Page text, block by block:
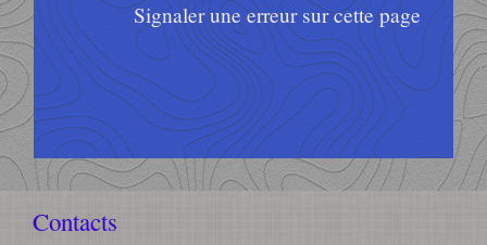
Signaler une erreur sur cette page
Contacts